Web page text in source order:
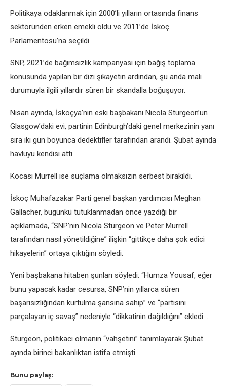
Politikaya odaklanmak için 2000’li yılların ortasında finans
sektöründen erken emekli oldu ve 2011’de İskoç
Parlamentosu’na seçildi.
SNP, 2021’de bağımsızlık kampanyası için bağış toplama
konusunda yapılan bir dizi şikayetin ardından, şu anda mali
durumuyla ilgili yıllardır süren bir skandalla boğuşuyor.
Nisan ayında, İskoçya’nın eski başbakanı Nicola Sturgeon’un
Glasgow’daki evi, partinin Edinburgh’daki genel merkezinin yanı
sıra iki gün boyunca dedektifler tarafından arandı. Şubat ayında
havluyu kendisi attı.
Kocası Murrell ise suçlama olmaksızın serbest bırakıldı.
İskoç Muhafazakar Parti genel başkan yardımcısı Meghan
Gallacher, bugünkü tutuklanmadan önce yazdığı bir
açıklamada, “SNP’nin Nicola Sturgeon ve Peter Murrell
tarafından nasıl yönetildiğine” ilişkin “gittikçe daha şok edici
hikayelerin” ortaya çıktığını söyledi.
Yeni başbakana hitaben şunları söyledi: “Humza Yousaf, eğer
bunu yapacak kadar cesursa, SNP’nin yıllarca süren
başarısızlığından kurtulma şansına sahip” ve “partisini
parçalayan iç savaş” nedeniyle “dikkatinin dağıldığını” ekledi. .
Sturgeon, politikacı olmanın “vahşetini” tanımlayarak Şubat
ayında birinci bakanlıktan istifa etmişti.
Bunu paylaş: